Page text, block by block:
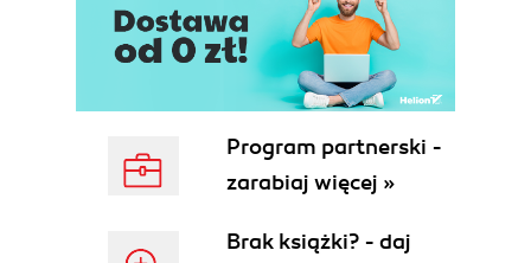
Program partnerski -
zarabiaj więcej »
Brak książki? - daj